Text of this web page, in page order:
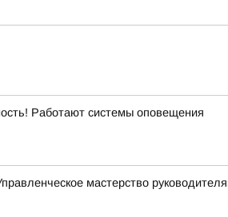
Работают системы оповещения
мастерство